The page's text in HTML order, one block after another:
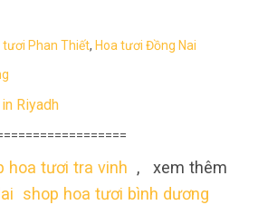
tươi Phan Thiết, Hoa tươi Đồng Nai
Riyadh
hoa tươi tra vinh , xem thêm
shop hoa tươi bình dương